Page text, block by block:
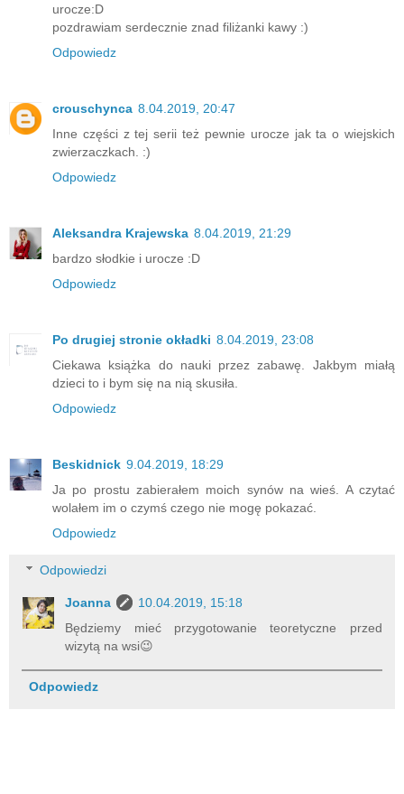
urocze:D
pozdrawiam serdecznie znad filiżanki kawy :)
Odpowiedz
crouschynca 8.04.2019, 20:47
Inne części z tej serii też pewnie urocze jak ta o wiejskich
zwierzaczkach. :)
Odpowiedz
Aleksandra Krajewska 8.04.2019, 21:29
bardzo słodkie i urocze :D
Odpowiedz
Po drugiej stronie okładki 8.04.2019, 23:08
Ciekawa książka do nauki przez zabawę. Jakbym miałą
dzieci to i bym się na nią skusiła.
Odpowiedz
Beskidnick 9.04.2019, 18:29
Ja po prostu zabierałem moich synów na wieś. A czytać
wolałem im o czymś czego nie mogę pokazać.
Odpowiedz
Odpowiedzi
Joanna
10.04.2019, 15:18
Będziemy mieć przygotowanie teoretyczne przed
wizytą na wsi😉
Odpowiedz